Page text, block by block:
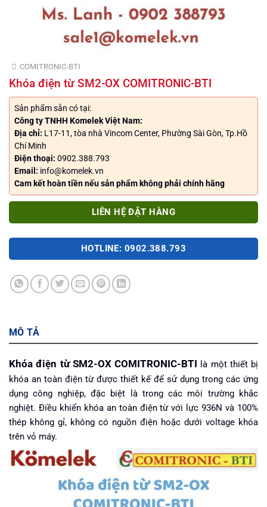
COMITRONIC-BTI
Khóa điện từ SM2-OX COMITRONIC-BTI
Sản phẩm sẵn có tại:
Công ty TNHH Komelek Việt Nam:
Địa chỉ: L17-11, tòa nhà Vincom Center, Phường Sài Gòn, Tp.Hồ
Chí Minh
Điện thoại: 0902.388.793
Email: info@komelek.vn
Cam kết hoàn tiền nếu sản phẩm không phải chính hãng
LIÊN HỆ ĐẶT HÀNG
HOTLINE: 0902.388.793
MÔ TẢ
Khóa điện từ SM2-OX COMITRONIC-BTI là một thiết bị
khóa an toàn điện từ được thiết kế để sử dụng trong các ứng
dụng công nghiệp, đặc biệt là trong các môi trường khắc
nghiệt. Điều khiển khóa an toàn điện từ với lực 936N và 100%
thép không gỉ, không có nguồn điện hoặc dưới voltage khóa
trên vỏ máy.